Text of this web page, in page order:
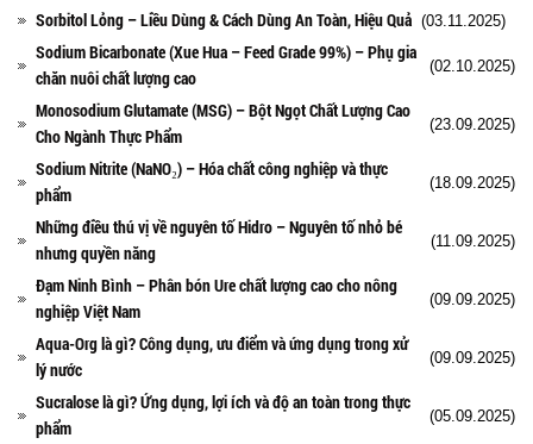
Sorbitol Lỏng – Liều Dùng & Cách Dùng An Toàn, Hiệu Quả (03.11.2025)
Sodium Bicarbonate (Xue Hua – Feed Grade 99%) – Phụ gia
chăn nuôi chất lượng cao
(02.10.2025)
Monosodium Glutamate (MSG) – Bột Ngọt Chất Lượng Cao
Cho Ngành Thực Phẩm
(23.09.2025)
Sodium Nitrite (NaNO₂) – Hóa chất công nghiệp và thực
phẩm
(18.09.2025)
Những điều thú vị về nguyên tố Hidro – Nguyên tố nhỏ bé
nhưng quyền năng
(11.09.2025)
Đạm Ninh Bình – Phân bón Ure chất lượng cao cho nông
nghiệp Việt Nam
(09.09.2025)
Aqua-Org là gì? Công dụng, ưu điểm và ứng dụng trong xử
lý nước
(09.09.2025)
Sucralose là gì? Ứng dụng, lợi ích và độ an toàn trong thực
phẩm
(05.09.2025)